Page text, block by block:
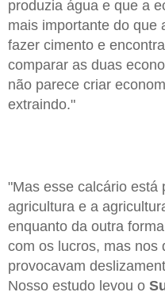
produzia água e que a
mais importante do que
fazer cimento e
comparar as duas
não parece criar
extraindo."
"Mas esse calcário está
agricultura e a
enquanto da outra
com os lucros, mas nos
provocavam
Nosso estudo levou o